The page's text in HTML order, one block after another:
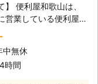
が迅速に解決します。
番では、家具の組立
にお困りのお客様に喜
】 便利屋和歌山は、
営業している便利屋で
家具移動などといった
ごとを解消し、快適な
いさせていただいてお
のご依頼には幅広く対
中無休
時間